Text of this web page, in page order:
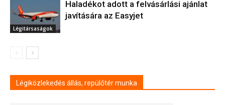
Légitársaságok
Haladékot adott a felvásárlási ajánlat
javítására az Easyjet
Légiközlekedés állás, repülőtér munka